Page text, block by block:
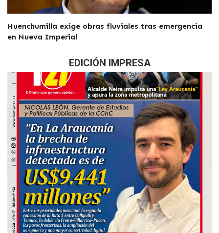
Huenchumilla exige obras fluviales tras emergencia
en Nueva Imperial
EDICIÓN IMPRESA